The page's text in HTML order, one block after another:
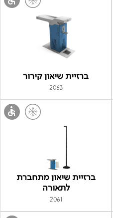
ברזיית שיאון קירור
2063
ברזיית שיאון מתחברת
לתאורה
2061